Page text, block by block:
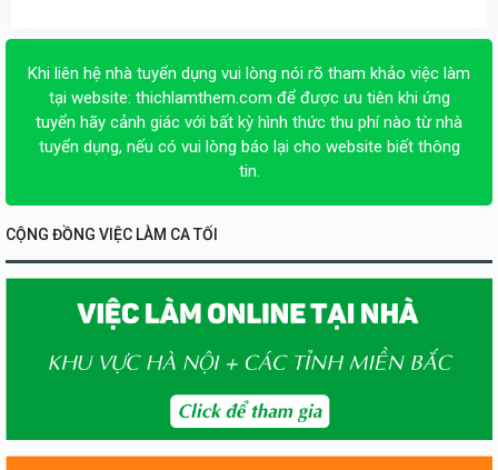
Khi liên hệ nhà tuyển dụng vui lòng nói rõ tham khảo việc làm
tại website: thichlamthem.com để được ưu tiên khi ứng
tuyển hãy cảnh giác với bất kỳ hình thức thu phí nào từ nhà
tuyển dụng, nếu có vui lòng báo lại cho website biết thông
tin.
CỘNG ĐỒNG VIỆC LÀM CA TỐI